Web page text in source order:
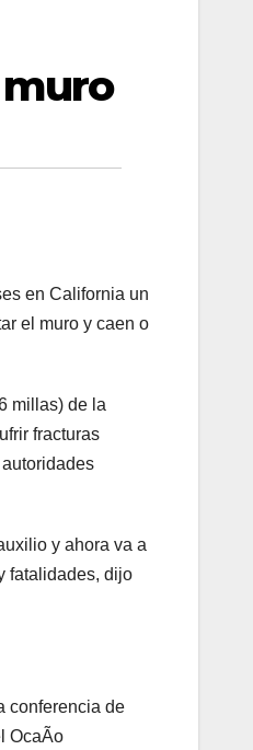
en California un
el muro y caen o
millas) de la
fracturas
y ahora va a
fatalidades, dijo
conferencia de
OcaÃo